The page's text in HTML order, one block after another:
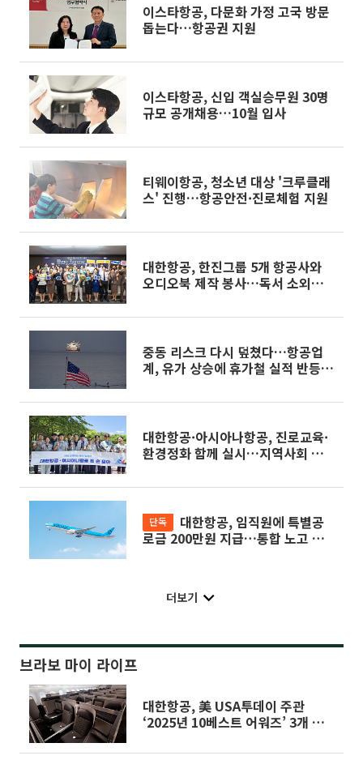
이스타항공, 다문화 가정 고국 방문
돕는다…항공권 지원
이스타항공, 신입 객실승무원 30명
규모 공개채용…10월 입사
티웨이항공, 청소년 대상 '크루클래
스' 진행…항공안전·진로체험 지원
대한항공, 한진그룹 5개 항공사와
오디오북 제작 봉사…독서 소외계층
중동 리스크 다시 덮쳤다…항공업
계, 유가 상승에 휴가철 실적 반등
대한항공·아시아나항공, 진로교육·
환경정화 함께 실시…지역사회 상생
단독
로금 200만원 지급…통합 노고 치
더보기
브라보 마이 라이프
대한항공, 美 USA투데이 주관
‘2025년 10베스트 어워즈’ 3개 부